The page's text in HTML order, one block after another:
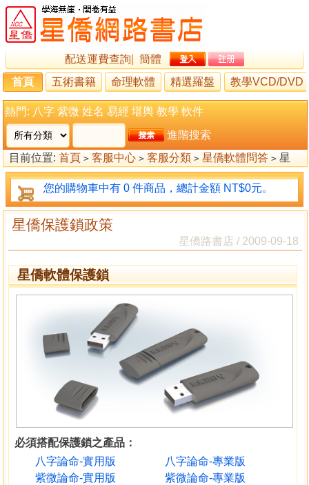
配送運費查詢
簡體
首頁
五術書籍 命理軟體 精選羅盤 教學VCD/DVD
熱門: 八字 紫微 姓名 易經 堪輿 教學 軟件
進階搜索
目前位置: 首頁 > 客服中心 > 客服分類 > 星僑軟體問答 > 星
僑保護鎖政策
您的購物車中有 0 件商品，總計金額 NT$0元。
星僑保護鎖政策
星僑路書店 / 2009-09-18
星僑軟體保護鎖
必須搭配保護鎖之產品：
八字論命-實用版
八字論命-專業版
紫微論命-實用版
紫微論命-專業版